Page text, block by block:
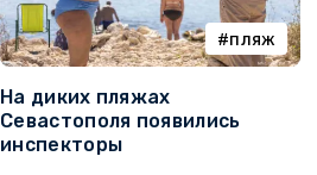
пляж
На диких пляжах
Севастополя появились
инспекторы